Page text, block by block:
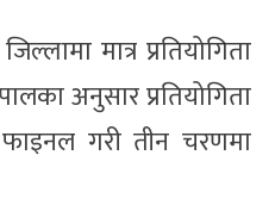
मात्र प्रतियोगिता
अनुसार प्रतियोगिता
गरी तीन चरणमा